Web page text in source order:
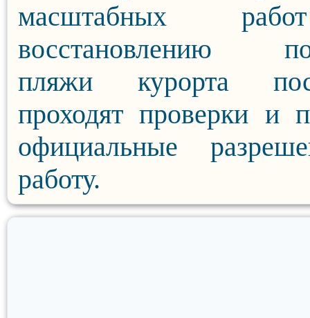
масштабных
восстановлению
пляжи курорта
проходят проверки и
официальные
работу.